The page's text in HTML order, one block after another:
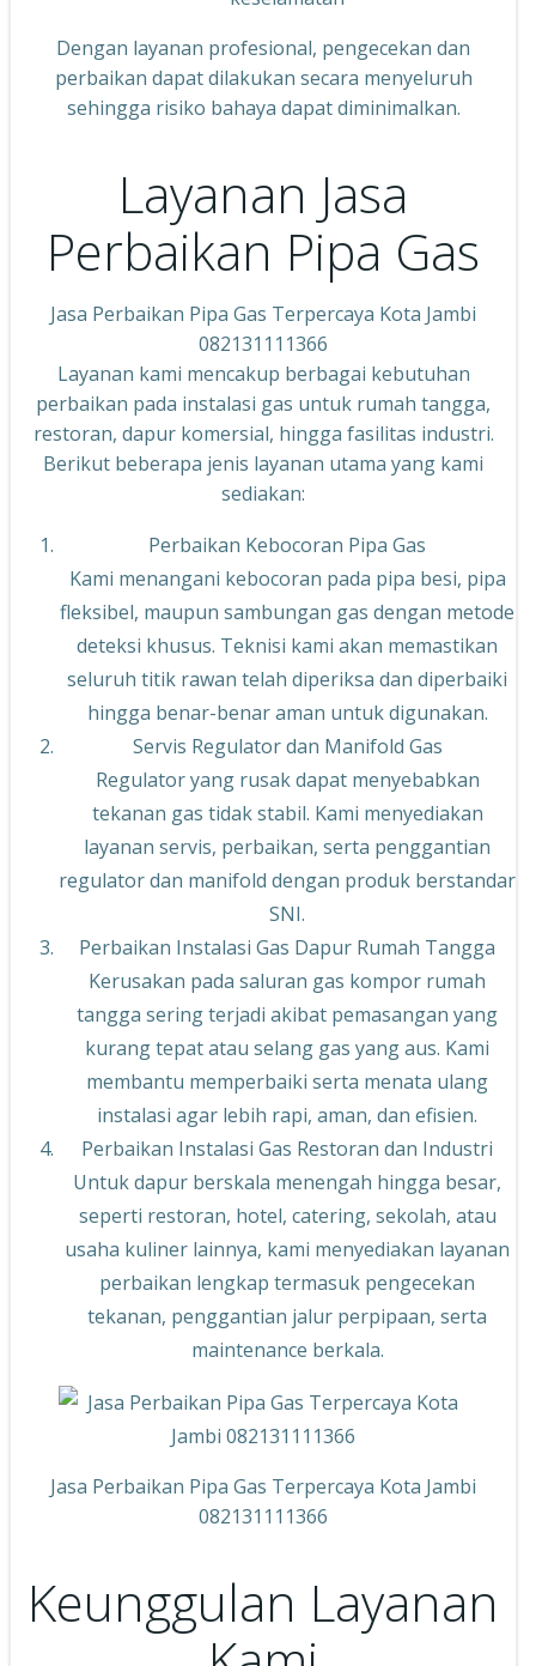
Dengan layanan profesional, pengecekan dan
perbaikan dapat dilakukan secara menyeluruh
sehingga risiko bahaya dapat diminimalkan.
Layanan Jasa
Perbaikan Pipa Gas
Jasa Perbaikan Pipa Gas Terpercaya Kota Jambi
082131111366
Layanan kami mencakup berbagai kebutuhan
perbaikan pada instalasi gas untuk rumah tangga,
restoran, dapur komersial, hingga fasilitas industri.
Berikut beberapa jenis layanan utama yang kami
sediakan:
Perbaikan Kebocoran Pipa Gas
Kami menangani kebocoran pada pipa besi, pipa
fleksibel, maupun sambungan gas dengan metode
deteksi khusus. Teknisi kami akan memastikan
seluruh titik rawan telah diperiksa dan diperbaiki
hingga benar-benar aman untuk digunakan.
Servis Regulator dan Manifold Gas
Regulator yang rusak dapat menyebabkan
tekanan gas tidak stabil. Kami menyediakan
layanan servis, perbaikan, serta penggantian
regulator dan manifold dengan produk berstandar
SNI.
Perbaikan Instalasi Gas Dapur Rumah Tangga
Kerusakan pada saluran gas kompor rumah
tangga sering terjadi akibat pemasangan yang
kurang tepat atau selang gas yang aus. Kami
membantu memperbaiki serta menata ulang
instalasi agar lebih rapi, aman, dan efisien.
Perbaikan Instalasi Gas Restoran dan Industri
Untuk dapur berskala menengah hingga besar,
seperti restoran, hotel, catering, sekolah, atau
usaha kuliner lainnya, kami menyediakan layanan
perbaikan lengkap termasuk pengecekan
tekanan, penggantian jalur perpipaan, serta
maintenance berkala.
Jasa Perbaikan Pipa Gas Terpercaya Kota Jambi
082131111366
Keunggulan Layanan